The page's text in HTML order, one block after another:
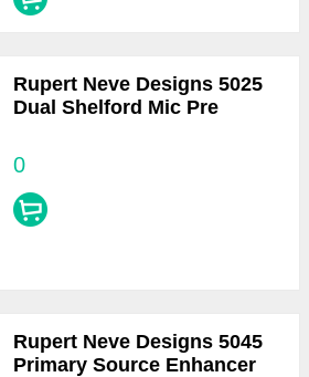
Rupert Neve Designs 5025
Dual Shelford Mic Pre
0
Rupert Neve Designs 5045
Primary Source Enhancer